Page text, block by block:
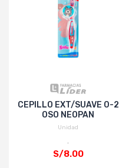
CEPILLO EXT/SUAVE 0-2
OSO NEOPAN
Unidad
S/8.00